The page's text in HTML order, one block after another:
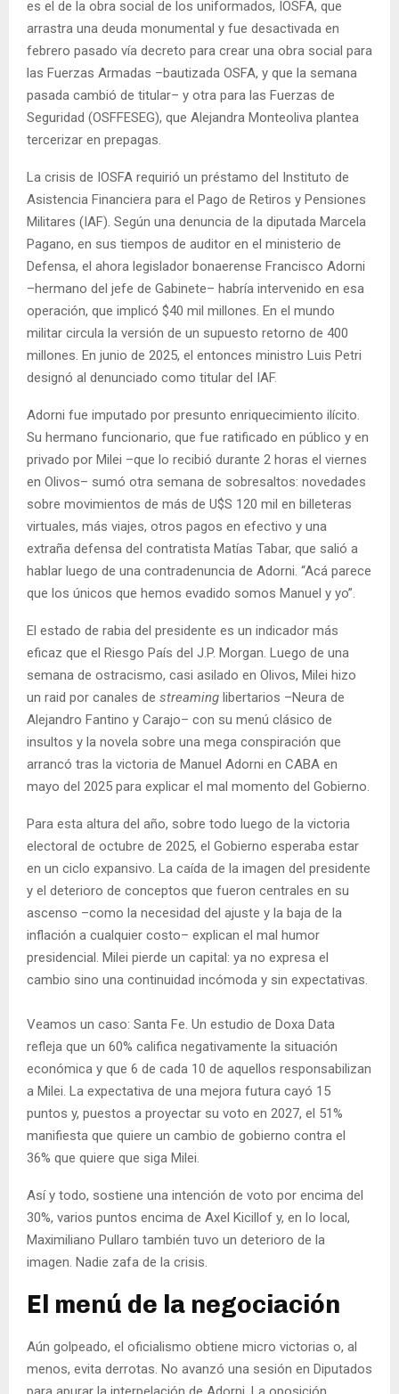
es el de la obra social de los uniformados, IOSFA, que
arrastra una deuda monumental y fue desactivada en
febrero pasado vía decreto para crear una obra social para
las Fuerzas Armadas –bautizada OSFA, y que la semana
pasada cambió de titular– y otra para las Fuerzas de
Seguridad (OSFFESEG), que Alejandra Monteoliva plantea
tercerizar en prepagas.
La crisis de IOSFA requirió un préstamo del Instituto de
Asistencia Financiera para el Pago de Retiros y Pensiones
Militares (IAF). Según una denuncia de la diputada Marcela
Pagano, en sus tiempos de auditor en el ministerio de
Defensa, el ahora legislador bonaerense Francisco Adorni
–hermano del jefe de Gabinete– habría intervenido en esa
operación, que implicó $40 mil millones. En el mundo
militar circula la versión de un supuesto retorno de 400
millones. En junio de 2025, el entonces ministro Luis Petri
designó al denunciado como titular del IAF.
Adorni fue imputado por presunto enriquecimiento ilícito.
Su hermano funcionario, que fue ratificado en público y en
privado por Milei –que lo recibió durante 2 horas el viernes
en Olivos– sumó otra semana de sobresaltos: novedades
sobre movimientos de más de U$S 120 mil en billeteras
virtuales, más viajes, otros pagos en efectivo y una
extraña defensa del contratista Matías Tabar, que salió a
hablar luego de una contradenuncia de Adorni. “Acá parece
que los únicos que hemos evadido somos Manuel y yo”.
El estado de rabia del presidente es un indicador más
eficaz que el Riesgo País del J.P. Morgan. Luego de una
semana de ostracismo, casi asilado en Olivos, Milei hizo
un raid por canales de streaming libertarios –Neura de
Alejandro Fantino y Carajo– con su menú clásico de
insultos y la novela sobre una mega conspiración que
arrancó tras la victoria de Manuel Adorni en CABA en
mayo del 2025 para explicar el mal momento del Gobierno.
Para esta altura del año, sobre todo luego de la victoria
electoral de octubre de 2025, el Gobierno esperaba estar
en un ciclo expansivo. La caída de la imagen del presidente
y el deterioro de conceptos que fueron centrales en su
ascenso –como la necesidad del ajuste y la baja de la
inflación a cualquier costo– explican el mal humor
presidencial. Milei pierde un capital: ya no expresa el
cambio sino una continuidad incómoda y sin expectativas.
Veamos un caso: Santa Fe. Un estudio de Doxa Data
refleja que un 60% califica negativamente la situación
económica y que 6 de cada 10 de aquellos responsabilizan
a Milei. La expectativa de una mejora futura cayó 15
puntos y, puestos a proyectar su voto en 2027, el 51%
manifiesta que quiere un cambio de gobierno contra el
36% que quiere que siga Milei.
Así y todo, sostiene una intención de voto por encima del
30%, varios puntos encima de Axel Kicillof y, en lo local,
Maximiliano Pullaro también tuvo un deterioro de la
imagen. Nadie zafa de la crisis.
El menú de la negociación
Aún golpeado, el oficialismo obtiene micro victorias o, al
menos, evita derrotas. No avanzó una sesión en Diputados